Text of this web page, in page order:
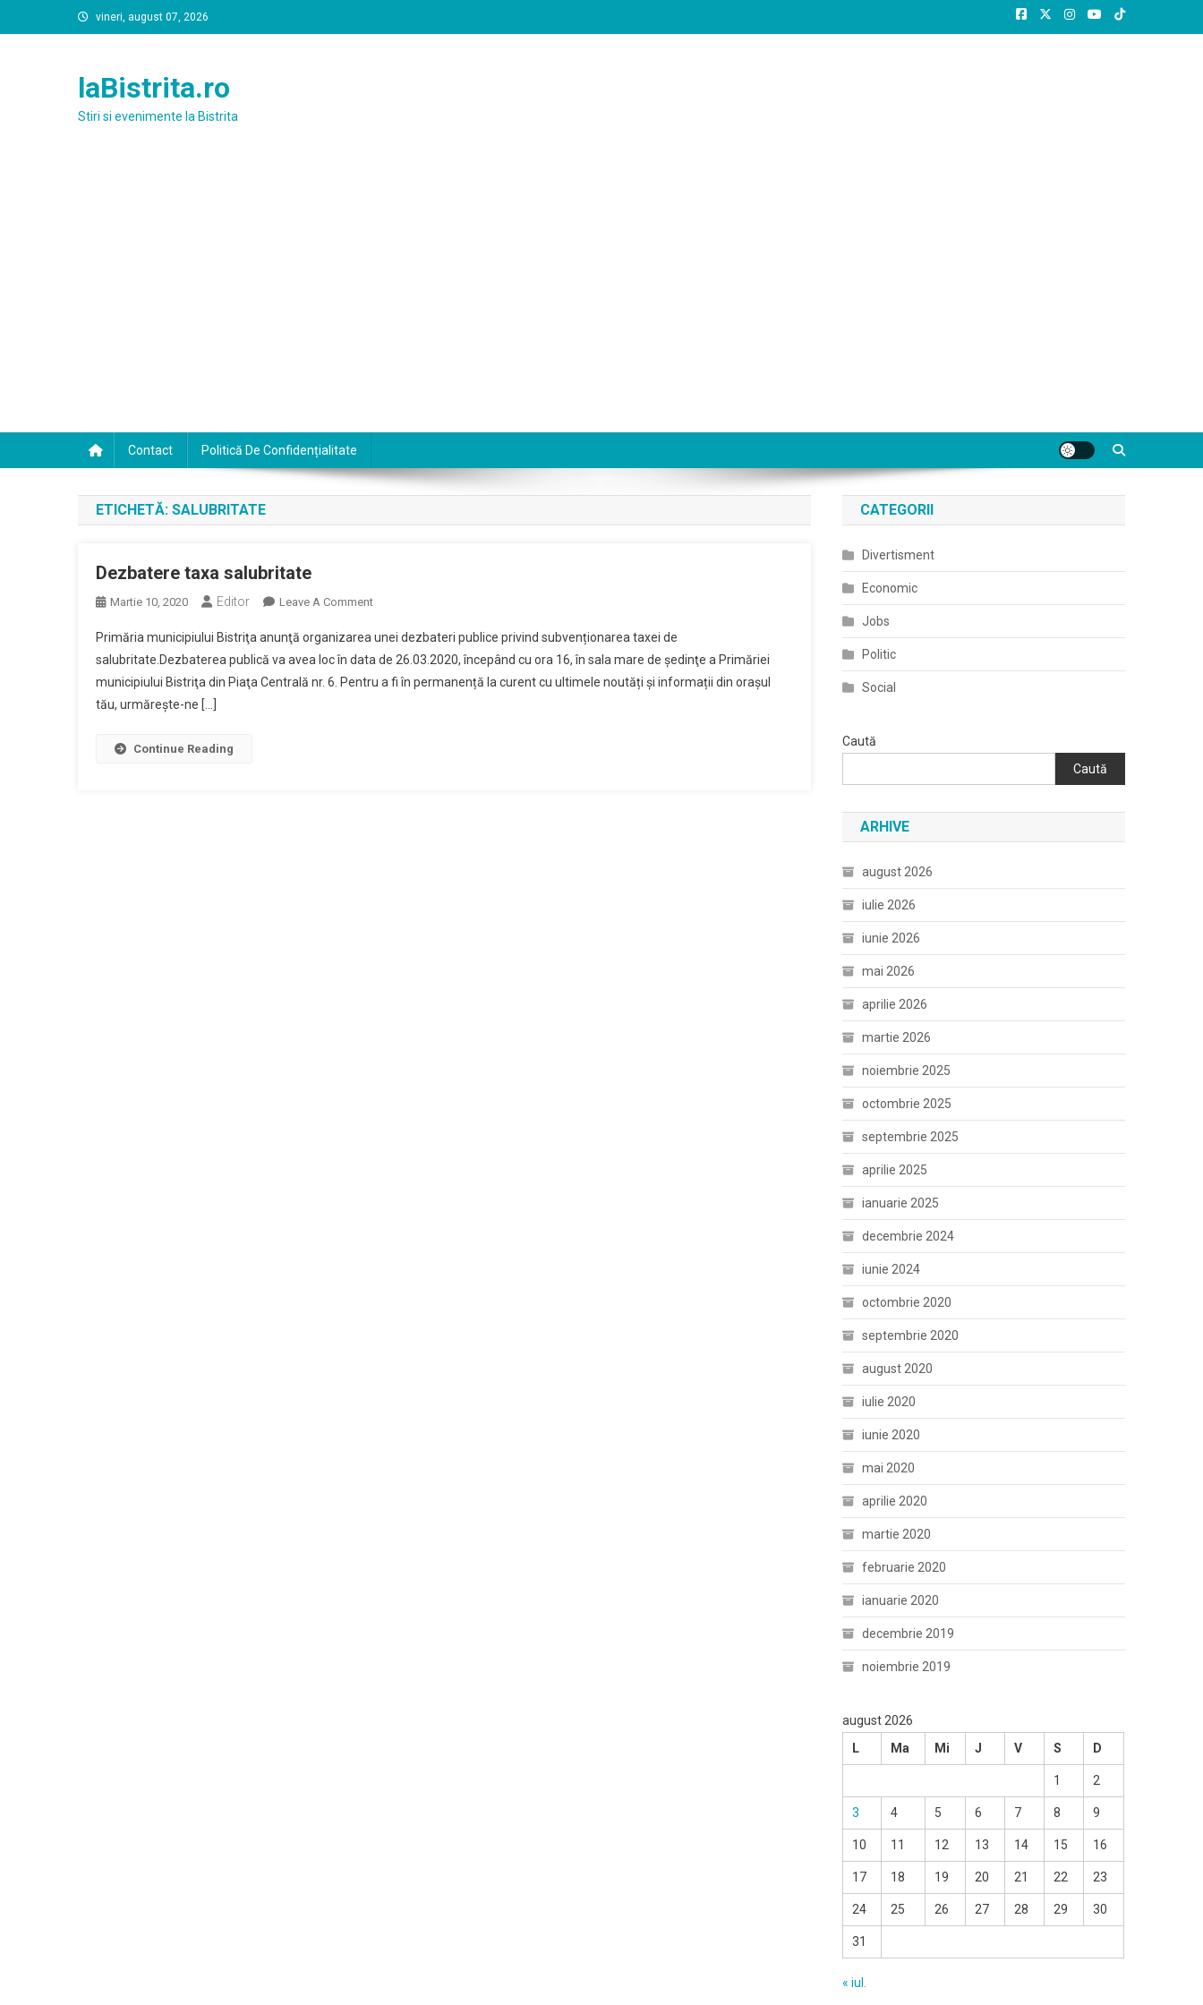
to
vineri, august 07, 2026
laBistrita.ro
Stiri si evenimente la Bistrita
Contact Politică De Confidențialitate
ETICHETĂ: SALUBRITATE
Dezbatere taxa salubritate
Martie 10, 2020 Editor Leave A CommentOn
Taxa
Salubritate
Primăria municipiului Bistriţa anunţă organizarea unei dezbateri publice privind subvenționarea taxei de
salubritate.Dezbaterea publică va avea loc în data de 26.03.2020, începând cu ora 16, în sala mare de şedinţe a Primăriei
municipiului Bistriţa din Piaţa Centrală nr. 6. Pentru a fi în permanență la curent cu ultimele noutăți și informații din orașul
tău, urmărește-ne […]
Continue Reading
CATEGORII
Divertisment
Economic
Jobs
Politic
Social
Caută
Caută
ARHIVE
august 2026
iulie 2026
iunie 2026
mai 2026
aprilie 2026
martie 2026
noiembrie 2025
octombrie 2025
septembrie 2025
aprilie 2025
ianuarie 2025
decembrie 2024
iunie 2024
octombrie 2020
septembrie 2020
august 2020
iulie 2020
iunie 2020
mai 2020
aprilie 2020
martie 2020
februarie 2020
ianuarie 2020
decembrie 2019
noiembrie 2019
august 2026
L
Ma Mi J V S D
1 2
3 4 5 6 7 8 9
10 11 12 13 14 15 16
17 18 19 20 21 22 23
24 25 26 27 28 29 30
31
« iul.